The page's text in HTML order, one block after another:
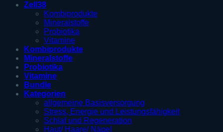
Zell38
Kombiprodukte
Mineralstoffe
Probiotika
Vitamine
Kombiprodukte
Mineralstoffe
Probiotika
Vitamine
Bundle
Kategorien
allgemeine Basisversorgung
Stress, Energie und Leistungsfähigkeit
Schlaf und Regeneration
Haut/ Haare/ Nägel